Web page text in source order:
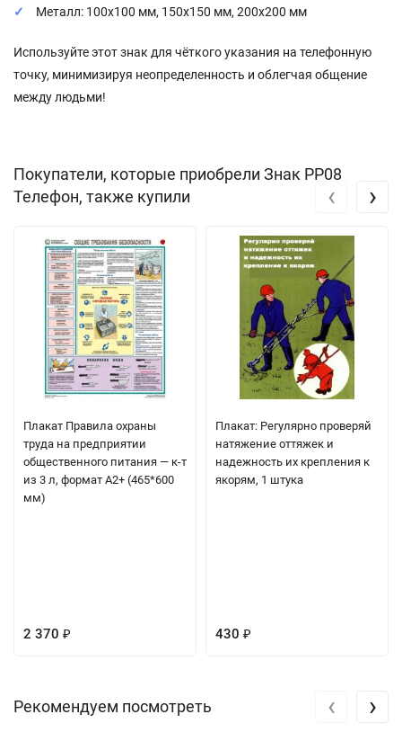
Металл: 100x100 мм, 150x150 мм, 200x200 мм
Используйте этот знак для чёткого указания на телефонную
точку, минимизируя неопределенность и облегчая общение
между людьми!
Покупатели, которые приобрели Знак PP08
Телефон, также купили
Плакат Правила охраны
труда на предприятии
общественного питания — к-т
из 3 л, формат А2+ (465*600
мм)
2 370 ₽
Плакат: Регулярно проверяй
натяжение оттяжек и
надежность их крепления к
якорям, 1 штука
430 ₽
‹ ›
Рекомендуем посмотреть ‹ ›